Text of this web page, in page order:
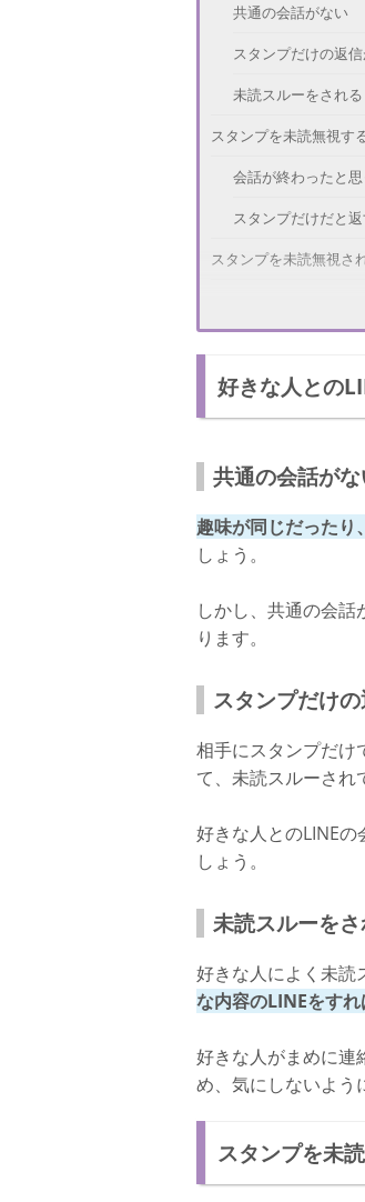
共通の会話がない
スタンプだけの返
未読スルーをされる
スタンプを未読無視す
会話が終わったと
スタンプだけだと
スタンプを未読無視さ
返事が来るまで待つ
スタンプだけじゃない
返信がそっけない
連絡を取るのがめん
好きな人との
共通の会話が
趣味が同じだったり
しょう。
しかし、共通の会
ります。
スタンプだけ
相手にスタンプだけ
て、未読スルーされ
好きな人とのLINE
しょう。
未読スルーを
好きな人によく未読
な内容のLINEをすれ
好きな人がまめに連
め、気にしないよう
スタンプを未